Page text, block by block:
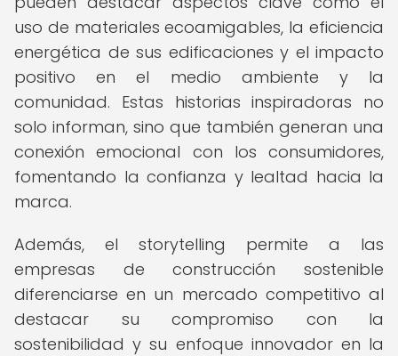
uso de materiales ecoamigables, la eficiencia
energética de sus edificaciones y el impacto
positivo en el medio ambiente y la
comunidad. Estas historias inspiradoras no
solo informan, sino que también generan una
conexión emocional con los consumidores,
fomentando la confianza y lealtad hacia la
marca.
Además, el storytelling permite a las
empresas de construcción sostenible
diferenciarse en un mercado competitivo al
destacar su compromiso con la
sostenibilidad y su enfoque innovador en la